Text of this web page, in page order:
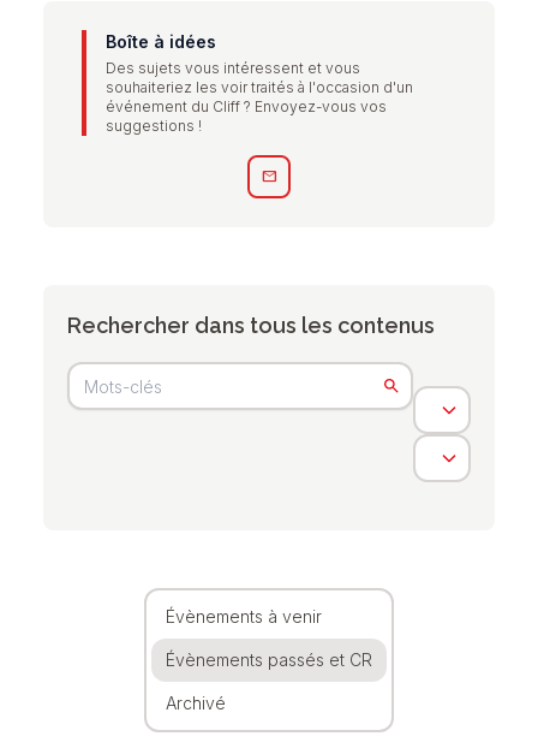
Boîte à idées
Des sujets vous intéressent et vous
souhaiteriez les voir traités à l'occasion d'un
événement du Cliff ? Envoyez-vous vos
suggestions !
mail
Rechercher dans tous les contenus
Évènements à venir
Évènements passés et CR
Archivé